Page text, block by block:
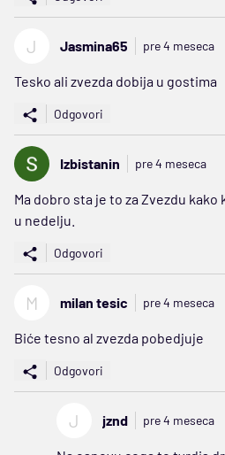
J Jasmina65 pre 4 meseca
Tesko ali zvezda dobija u gostima
Odgovori
Izbistanin pre 4 meseca
Ma dobro sta je to za Zvezdu
u nedelju.
Odgovori
M milan tesic pre 4 meseca
Biće tesno al zvezda pobedjuje
Odgovori
J jznd pre 4 meseca